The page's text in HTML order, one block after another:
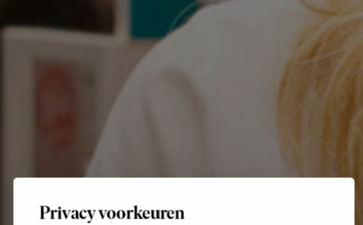
Privacy voorkeuren